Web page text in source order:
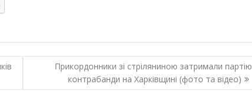
Прикордонники зі стріляниною затримали партію
контрабанди на Харківщині (фото та відео)